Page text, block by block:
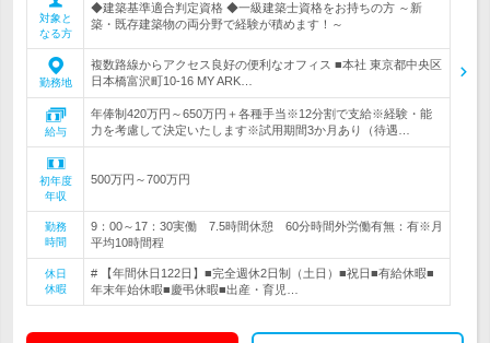
対象と
なる方
◆建築基準適合判定資格 ◆一級建築士資格をお持ちの方 ～新
築・既存建築物の両分野で経験が積めます！～
勤務地
複数路線からアクセス良好の便利なオフィス ■本社 東京都中央区
日本橋富沢町10-16 MY ARK…
給与
年俸制420万円～650万円＋各種手当※12分割で支給※経験・能
力を考慮して決定いたします※試用期間3か月あり（待遇…
初年度
年収
500万円～700万円
勤務
時間
9：00～17：30実働 7.5時間休憩 60分時間外労働有無：有※月
平均10時間程
休日
休暇
# 【年間休日122日】■完全週休2日制（土日）■祝日■有給休暇■
年末年始休暇■慶弔休暇■出産・育児…